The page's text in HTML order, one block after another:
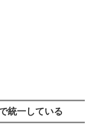
統一している